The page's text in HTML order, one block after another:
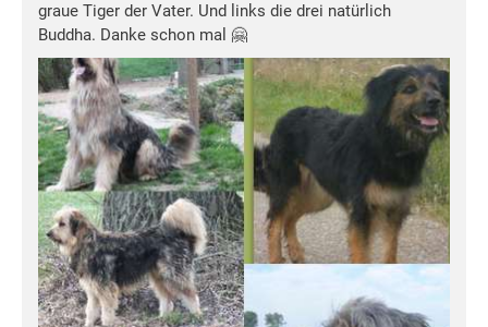
graue Tiger der Vater. Und links die drei natürlich
Buddha. Danke schon mal 🤗